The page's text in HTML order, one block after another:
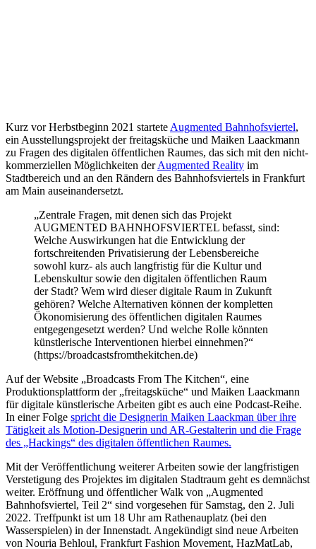
Kurz vor Herbstbeginn 2021 startete Augmented Bahnhofsviertel,
ein Ausstellungsprojekt der freitagsküche und Maiken Laackmann
zu Fragen des digitalen öffentlichen Raumes, das sich mit den nicht-
kommerziellen Möglichkeiten derAugmented Reality im
Stadtbereich und an den Rändern des Bahnhofsviertels in Frankfurt
am Main auseinandersetzt.
„Zentrale Fragen, mit denen sich das Projekt
AUGMENTED BAHNHOFSVIERTEL befasst, sind:
Welche Auswirkungen hat die Entwicklung der
fortschreitenden Privatisierung der Lebensbereiche
sowohl kurz- als auch langfristig für die Kultur und
Lebenskultur sowie den digitalen öffentlichen Raum
der Stadt? Wem wird dieser digitale Raum in Zukunft
gehören? Welche Alternativen können der kompletten
Ökonomisierung des öffentlichen digitalen Raumes
entgegengesetzt werden? Und welche Rolle könnten
künstlerische Interventionen hierbei einnehmen?“
(https://broadcastsfromthekitchen.de)
Auf der Website „Broadcasts From The Kitchen“, eine
Produktionsplattform der „freitagsküche“ und Maiken Laackmann
für digitale künstlerische Arbeiten gibt es auch eine Podcast-Reihe.
In einer Folge spricht die Designerin Maiken Laackman über ihre
Tätigkeit als Motion-Designerin und AR-Gestalterin und die Frage
des „Hackings“ des digitalen öffentlichen Raumes.
Mit der Veröffentlichung weiterer Arbeiten sowie der langfristigen
Verstetigung des Projektes im digitalen Stadtraum geht es demnächst
weiter. Eröffnung und öffentlicher Walk von „Augmented
Bahnhofsviertel, Teil 2“ sind vorgesehen für Samstag, den 2. Juli
2022. Treffpunkt ist um 18 Uhr am Rathenauplatz (bei den
Wasserspielen) in der Innenstadt. Angekündigt sind neue Arbeiten
von Nouria Behloul, Frankfurt Fashion Movement, HazMatLab,